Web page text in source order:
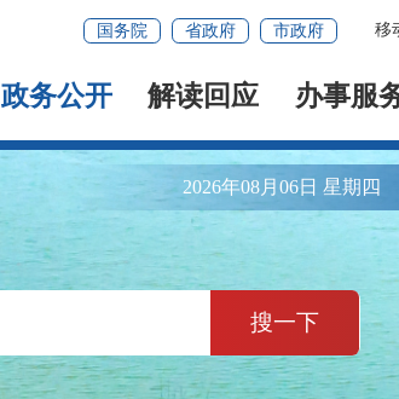
国务院 省政府 市政府 移
政务公开 解读回应 办事服
2026年08月06日 星期四
搜一下